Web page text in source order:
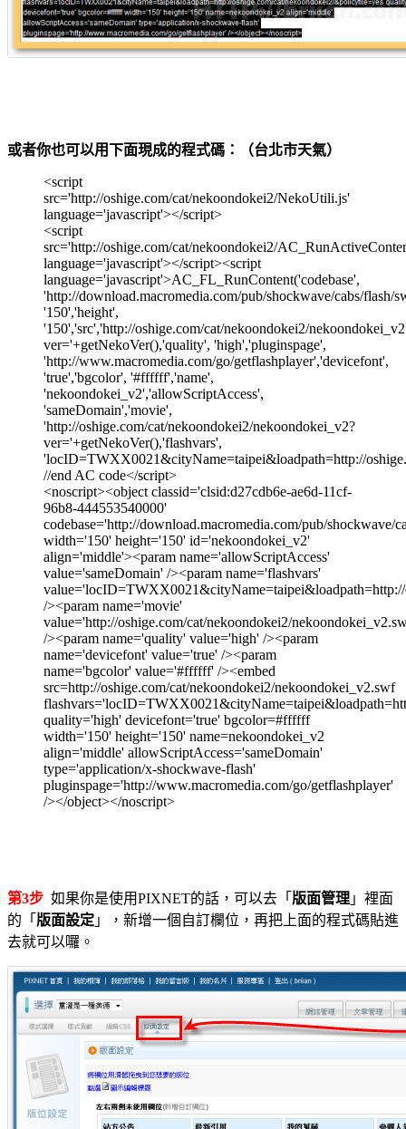
或者你也可以用下面現成的程式碼：（台北市天氣）
<script
src='http://oshige.com/cat/nekoondokei2/NekoUtili.js'
language='javascript'></script>
<script
src='http://oshige.com/cat/nekoondokei2/
language='javascript'></script><script
language='javascript'>AC_FL_RunContent('codebase',
'http://download.macromedia.com/pub/shockwave/cabs/flash/
'150','height',
'150','src','http://oshige.com/cat/nekoondokei2/
ver='+getNekoVer(),'quality', 'high','pluginspage',
'http://www.macromedia.com/go/getflashplayer','devicefont',
'true','bgcolor', '#ffffff','name',
'nekoondokei_v2','allowScriptAccess',
'sameDomain','movie',
'http://oshige.com/cat/nekoondokei2/nekoondokei_v2?
ver='+getNekoVer(),'flashvars',
'locID=TWXX0021&cityName=taipei&loadpath=http://
//end AC code</script>
<noscript><object classid='clsid:d27cdb6e-ae6d-11cf-
96b8-444553540000'
codebase='http://download.macromedia.com/pub/shockwave/
width='150' height='150' id='nekoondokei_v2'
align='middle'><param name='allowScriptAccess'
value='sameDomain' /><param name='flashvars'
/><param name='movie'
value='http://oshige.com/cat/nekoondokei2/
/><param name='quality' value='high' /><param
name='devicefont' value='true' /><param
name='bgcolor' value='#ffffff' /><embed
src=http://oshige.com/cat/nekoondokei2/nekoondokei_v2.swf
quality='high' devicefont='true' bgcolor=#ffffff
width='150' height='150' name=nekoondokei_v2
align='middle' allowScriptAccess='sameDomain'
type='application/x-shockwave-flash'
pluginspage='http://www.macromedia.com/go/getflashplayer'
/></object></noscript>
第3步 如果你是使用PIXNET的話，可以去「 版面管理 」裡面
的「 版面設定 」，新增一個自訂欄位，再把上面的程式碼貼進
去就可以囉。